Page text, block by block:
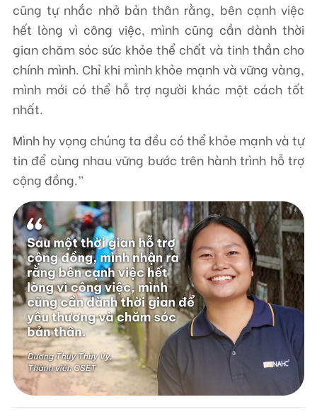
cũng tự nhắc nhở bản thân rằng, bên cạnh việc
hết lòng vì công việc, mình cũng cần dành thời
gian chăm sóc sức khỏe thể chất và tinh thần cho
chính mình. Chỉ khi mình khỏe mạnh và vững vàng,
mình mới có thể hỗ trợ người khác một cách tốt
nhất.
Mình hy vọng chúng ta đều có thể khỏe mạnh và tự
tin để cùng nhau vững bước trên hành trình hỗ trợ
cộng đồng.”